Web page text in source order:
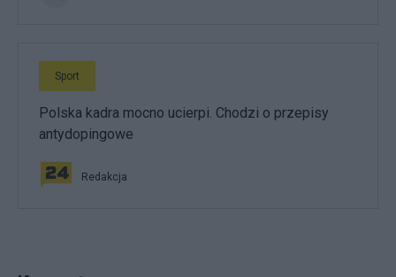
Sport
Polska kadra mocno ucierpi. Chodzi o przepisy
antydopingowe
Redakcja